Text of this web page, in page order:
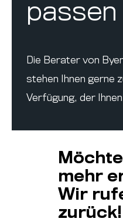
passen
Die Berater von
stehen Ihnen gerne
Verfügung, der
mehr
Wir
zurück!